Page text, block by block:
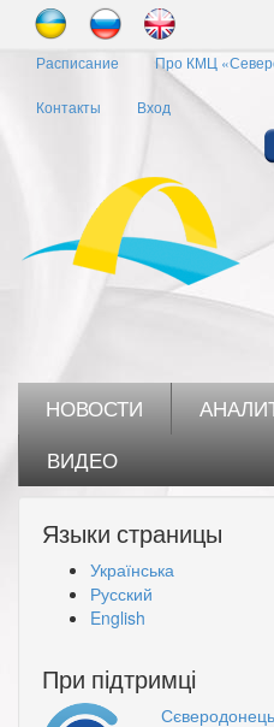
Перейти
основному
Расписание Про КМЦ
Контакты Вход
НОВОСТИ
ВИДЕО
Языки страницы
Українська
Русский
English
При підтримці